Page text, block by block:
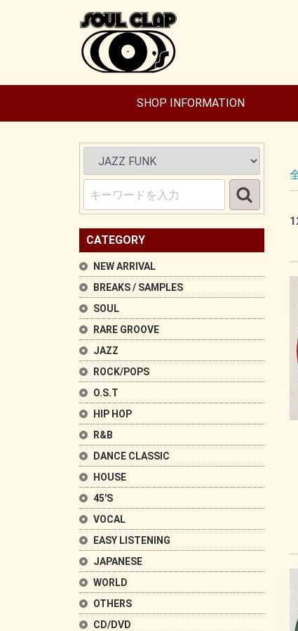
SHOP INFORMATION
CATEGORY
NEW ARRIVAL
BREAKS / SAMPLES
SOUL
RARE GROOVE
JAZZ
ROCK/POPS
O.S.T
HIP HOP
R&B
DANCE CLASSIC
HOUSE
45'S
VOCAL
EASY LISTENING
JAPANESE
WORLD
OTHERS
CD/DVD